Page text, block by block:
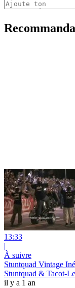
13:33
|
À suivre
Stuntquad Vintage
Stuntquad & Tacot-
il y a 1 an